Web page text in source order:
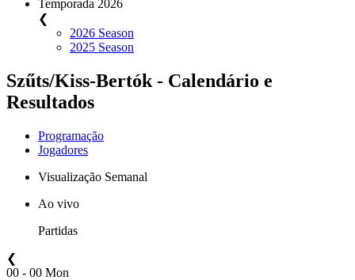
Temporada 2026
❮
2026 Season
2025 Season
Szűts/Kiss-Bertók - Calendário e
Resultados
Programação
Jogadores
Visualização Semanal
Ao vivo
Partidas
❮
00 - 00 Mon